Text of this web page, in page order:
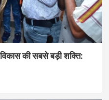
की सबसे बड़ी शक्ति: